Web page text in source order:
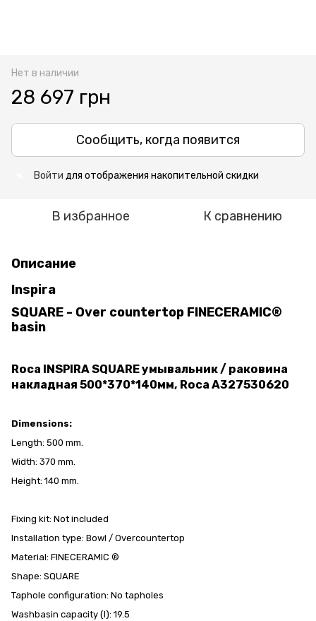
Нет в наличии
28 697 грн
Сообщить, когда появится
Войти для отображения накопительной скидки
В избранное К сравнению
Описание
Inspira
SQUARE - Over countertop FINECERAMIC®
basin
Roca INSPIRA SQUARE умывальник / раковина
накладная 500*370*140мм, Roca A327530620
Dimensions:
Length: 500 mm.
Width: 370 mm.
Height: 140 mm.
Fixing kit: Not included
Installation type: Bowl / Overcountertop
Material: FINECERAMIC ®
Shape: SQUARE
Taphole configuration: No tapholes
Washbasin capacity (l): 19.5